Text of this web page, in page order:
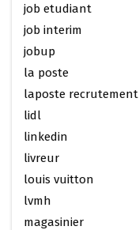
job etudiant
job interim
jobup
la poste
laposte recrutement
lidl
linkedin
livreur
louis vuitton
lvmh
magasinier